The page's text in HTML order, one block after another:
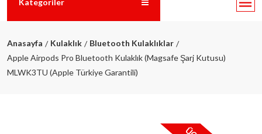
Kategoriler
Anasayfa Kulaklık
Bluetooth Kulaklıklar
Apple Airpods Pro Bluetooth Kulaklık (Magsafe Şarj Kutusu)
MLWK3TU (Apple Türkiye Garantili)